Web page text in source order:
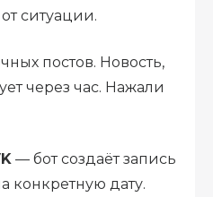
ситуации.
постов. Новость,
через час. Нажали
— бот создаёт запись
конкретную дату.